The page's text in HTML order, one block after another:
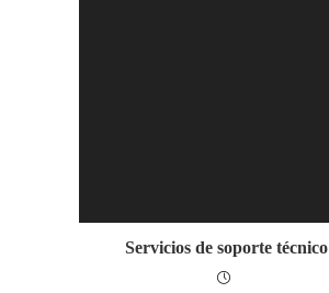
Servicios de soporte técnico